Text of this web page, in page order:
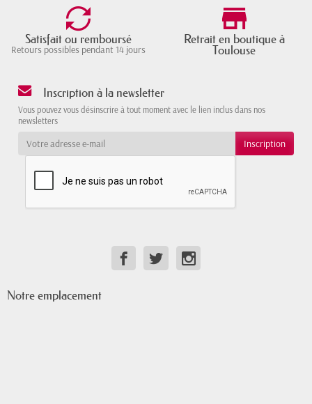
Satisfait ou remboursé
Retours possibles pendant 14 jours
Retrait en boutique à
Toulouse
Inscription à la newsletter
Vous pouvez vous désinscrire à tout moment avec le lien inclus dans nos
newsletters
Notre emplacement